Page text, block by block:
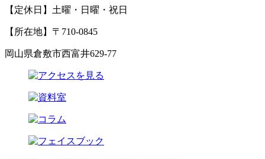
【定休日】土曜・日曜・祝日
【所在地】〒710-0845
岡山県倉敷市西富井629-77